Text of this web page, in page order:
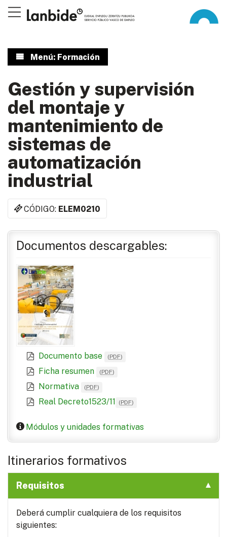
Menú: Formación
Gestión y supervisión
del montaje y
mantenimiento de
sistemas de
automatización
industrial
CÓDIGO: ELEM0210
Documentos descargables:
Documento base (PDF)
Ficha resumen (PDF)
Normativa (PDF)
Real Decreto1523/11 (PDF)
Módulos y unidades formativas
Itinerarios formativos
Requisitos
Deberá cumplir cualquiera de los requisitos
siguientes: